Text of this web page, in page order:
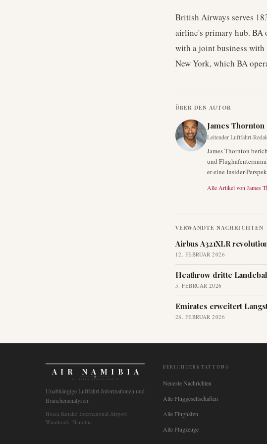
British Airways serves
airline's primary hub. BA
with a joint business
New York, which BA
ÜBER DEN AUTOR
James Thornton
Leitender Luftfahrt-
James Thornton
und
er eine Insider-
Alle Artikel von James
VERWANDTE NACHRICHTEN
Airbus A321XLR
12. FEBRUAR 2026
Heathrow dritte
5. FEBRUAR 2026
Emirates erweitert
28. FEBRUAR 2026
AIR NAMIBIA
AVIATION INTELLIGENCE
Unabhängige Luftfahrt-Informationen und
Branchenanalysen.
Hosea Kutako International Airport
Windhoek, Namibia
BERICHTERSTATTUNG
Neueste Nachrichten
Alle Fluggesellschaften
Alle Flughäfen
Alle Flugzeuge